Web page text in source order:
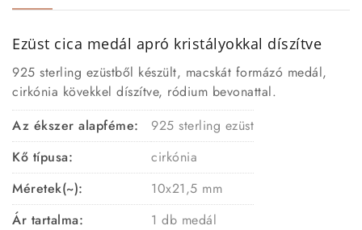
Ezüst cica medál apró kristályokkal díszítve
925 sterling ezüstből készült, macskát formázó medál,
cirkónia kövekkel díszítve, ródium bevonattal.
Az ékszer alapféme:
925 sterling ezüst
Kő típusa:
cirkónia
Méretek(~):
10x21,5 mm
Ár tartalma:
1 db medál